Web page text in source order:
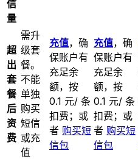
信
量
超
出
套
餐
后
资
费
需升
级套
餐。
不能
单独
购买
短信
或充
值
充值，确
保账户有
充足余
额，按
0.1 元/ 条
扣费；或
者 购买短
信包
充值，确
保账户有
充足余
额，按
0.1 元/ 条
扣费；或
者 购买短
信包